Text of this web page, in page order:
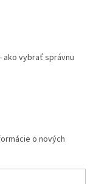
ako vybrať správnu
o nových